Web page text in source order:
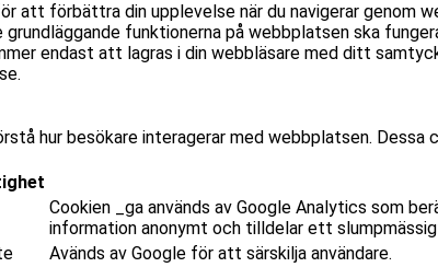
att förbättra din upplevelse när du navigerar genom
funktionerna på webbplatsen ska
endast att lagras i din webbläsare med ditt
hur besökare interagerar med webbplatsen.
Cookien _ga används av Google Analytics som
information anonymt och tilldelar ett
Avänds av Google för att särskilja användare.